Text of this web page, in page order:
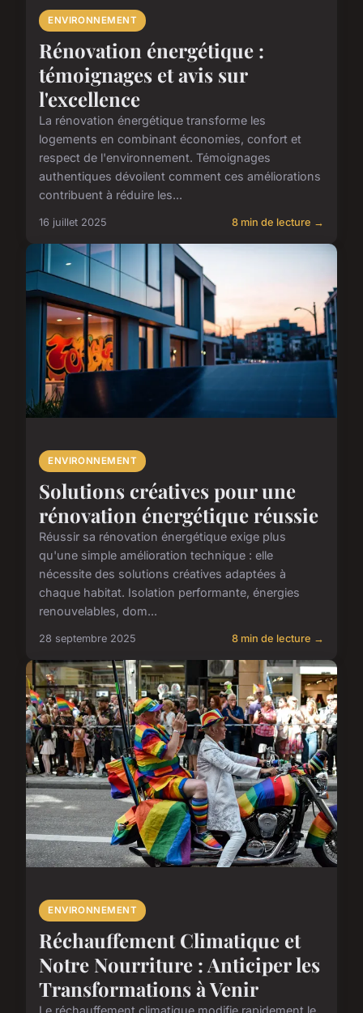
ENVIRONNEMENT
Rénovation énergétique :
témoignages et avis sur
l'excellence
La rénovation énergétique transforme les
logements en combinant économies, confort et
respect de l'environnement. Témoignages
authentiques dévoilent comment ces améliorations
contribuent à réduire les...
16 juillet 2025 8 min de lecture →
ENVIRONNEMENT
Solutions créatives pour une
rénovation énergétique réussie
Réussir sa rénovation énergétique exige plus
qu'une simple amélioration technique : elle
nécessite des solutions créatives adaptées à
chaque habitat. Isolation performante, énergies
renouvelables, dom...
28 septembre 2025 8 min de lecture →
ENVIRONNEMENT
Réchauffement Climatique et
Notre Nourriture : Anticiper les
Transformations à Venir
Le réchauffement climatique modifie rapidement le